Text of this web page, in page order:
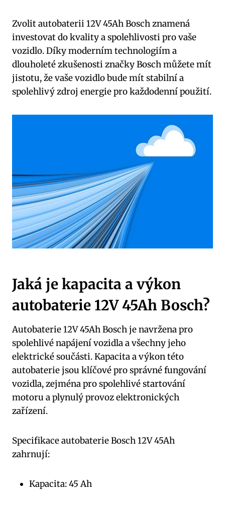
Zvolit autobaterii 12V 45Ah Bosch znamená
investovat do kvality a spolehlivosti pro vaše
vozidlo. Díky moderním technologiím a
dlouholeté zkušenosti značky Bosch můžete mít
jistotu, že vaše vozidlo bude mít stabilní a
spolehlivý zdroj energie pro každodenní použití.
Jaká je kapacita a výkon
autobaterie 12V 45Ah Bosch?
Autobaterie 12V 45Ah Bosch je navržena pro
spolehlivé napájení vozidla a všechny jeho
elektrické součásti. Kapacita a výkon této
autobaterie jsou klíčové pro správné fungování
vozidla, zejména pro spolehlivé startování
motoru a plynulý provoz elektronických
zařízení.
Specifikace autobaterie Bosch 12V 45Ah
zahrnují:
Kapacita: 45 Ah